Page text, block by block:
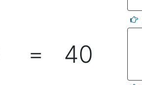
＝ 40